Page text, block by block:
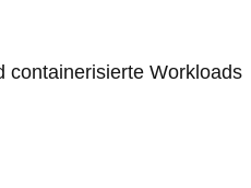
containerisierte Workloads